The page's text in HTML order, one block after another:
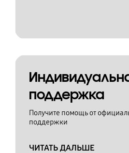
поддержка
Получите помощь от
поддержки
ЧИТАТЬ ДАЛЬШЕ